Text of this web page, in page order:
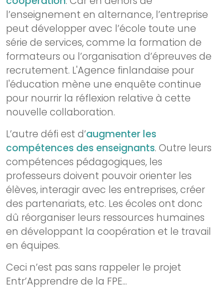
l’enseignement en alternance, l’entreprise
peut développer avec l’école toute une
série de services, comme la formation de
formateurs ou l’organisation d’épreuves de
recrutement. L'Agence finlandaise pour
l'éducation mène une enquête continue
pour nourrir la réflexion relative à cette
nouvelle collaboration.
L’autre défi est d’augmenter les
compétences des enseignants. Outre leurs
compétences pédagogiques, les
professeurs doivent pouvoir orienter les
élèves, interagir avec les entreprises, créer
des partenariats, etc. Les écoles ont donc
dû réorganiser leurs ressources humaines
en développant la coopération et le travail
en équipes.
Ceci n’est pas sans rappeler le projet
Entr’Apprendre de la FPE...